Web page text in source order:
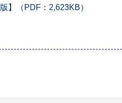
】（PDF：2,623KB）